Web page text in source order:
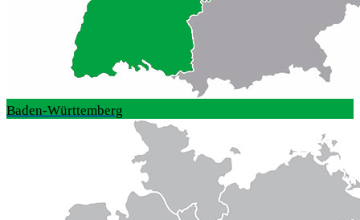
Baden-Württemberg